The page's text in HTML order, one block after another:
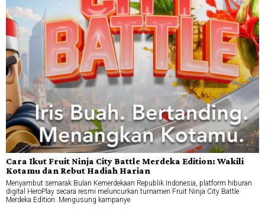
Cara Ikut Fruit Ninja City Battle Merdeka Edition: Wakili
Kotamu dan Rebut Hadiah Harian
Menyambut semarak Bulan Kemerdekaan Republik Indonesia, platform hiburan
digital HeroPlay secara resmi meluncurkan turnamen Fruit Ninja City Battle
Merdeka Edition. Mengusung kampanye